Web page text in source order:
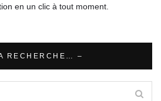
en un clic à tout moment.
RECHERCHE… –